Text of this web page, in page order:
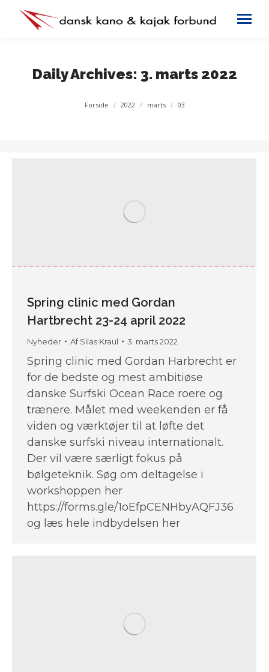
Daily Archives: 3. marts 2022
You are here:
Forside 2022 marts 03
Spring clinic med Gordan
Hartbrecht 23-24 april 2022
Nyheder AfSilas Kraul 3. marts 2022
Spring clinic med Gordan Harbrecht er
for de bedste og mest ambitiøse
danske Surfski Ocean Race roere og
trænere. Målet med weekenden er få
viden og værktøjer til at løfte det
danske surfski niveau internationalt.
Der vil være særligt fokus på
bølgeteknik. Søg om deltagelse i
workshoppen her
https://forms.gle/1oEfpCENHbyAQFJ36
og læs hele indbydelsen her